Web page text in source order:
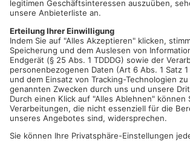
ANZEIGE